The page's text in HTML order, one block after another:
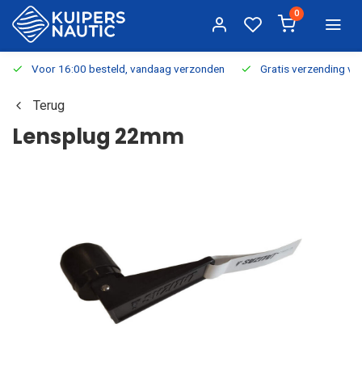
0
Voor 16:00 besteld, vandaag verzonden Gratis verzending
Terug
Lensplug 22mm